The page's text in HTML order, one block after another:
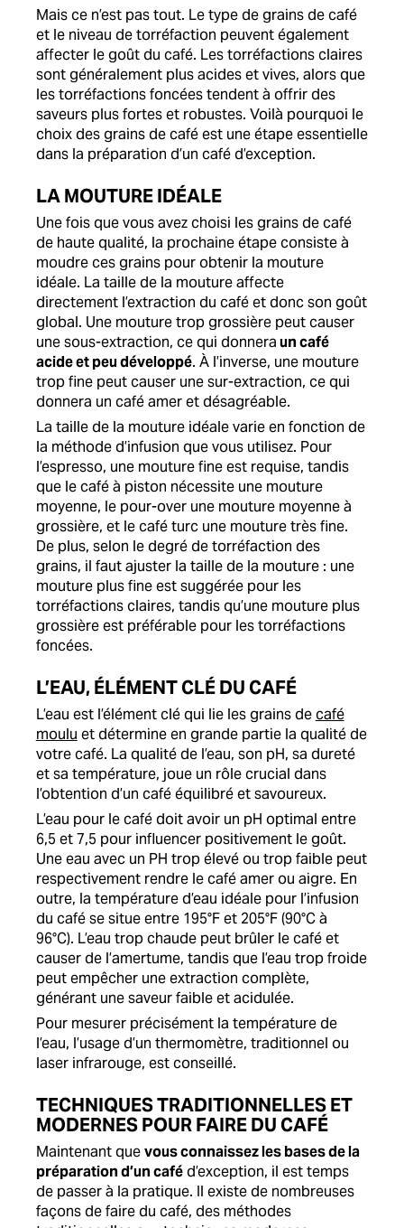
Mais ce n’est pas tout. Le type de grains de café
et le niveau de torréfaction peuvent également
affecter le goût du café. Les torréfactions claires
sont généralement plus acides et vives, alors que
les torréfactions foncées tendent à offrir des
saveurs plus fortes et robustes. Voilà pourquoi le
choix des grains de café est une étape essentielle
dans la préparation d’un café d’exception.
LA MOUTURE IDÉALE
Une fois que vous avez choisi les grains de café
de haute qualité, la prochaine étape consiste à
moudre ces grains pour obtenir la mouture
idéale. La taille de la mouture affecte
directement l’extraction du café et donc son goût
global. Une mouture trop grossière peut causer
une sous-extraction, ce qui donneraun café
acide et peu développé. À l’inverse, une mouture
trop fine peut causer une sur-extraction, ce qui
donnera un café amer et désagréable.
La taille de la mouture idéale varie en fonction de
la méthode d’infusion que vous utilisez. Pour
l’espresso, une mouture fine est requise, tandis
que le café à piston nécessite une mouture
moyenne, le pour-over une mouture moyenne à
grossière, et le café turc une mouture très fine.
De plus, selon le degré de torréfaction des
grains, il faut ajuster la taille de la mouture : une
mouture plus fine est suggérée pour les
torréfactions claires, tandis qu’une mouture plus
grossière est préférable pour les torréfactions
foncées.
L’EAU, ÉLÉMENT CLÉ DU CAFÉ
L’eau est l’élément clé qui lie les grains decafé
moulu et détermine en grande partie la qualité de
votre café. La qualité de l’eau, son pH, sa dureté
et sa température, joue un rôle crucial dans
l’obtention d’un café équilibré et savoureux.
L’eau pour le café doit avoir un pH optimal entre
6,5 et 7,5 pour influencer positivement le goût.
Une eau avec un PH trop élevé ou trop faible peut
respectivement rendre le café amer ou aigre. En
outre, la température d’eau idéale pour l’infusion
du café se situe entre 195°F et 205°F (90°C à
96°C). L’eau trop chaude peut brûler le café et
causer de l’amertume, tandis que l’eau trop froide
peut empêcher une extraction complète,
générant une saveur faible et acidulée.
Pour mesurer précisément la température de
l’eau, l’usage d’un thermomètre, traditionnel ou
laser infrarouge, est conseillé.
TECHNIQUES TRADITIONNELLES ET
MODERNES POUR FAIRE DU CAFÉ
Maintenant quevous connaissez les bases de la
préparation d’un caféd’exception, il est temps
de passer à la pratique. Il existe de nombreuses
façons de faire du café, des méthodes